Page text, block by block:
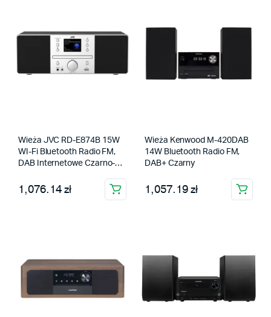
Wieża JVC RD-E874B 15W
WI-Fi Bluetooth Radio FM,
DAB Internetowe Czarno-
1,076.14 zł
Wieża Kenwood M-420DAB
14W Bluetooth Radio FM,
DAB+ Czarny
1,057.19 zł